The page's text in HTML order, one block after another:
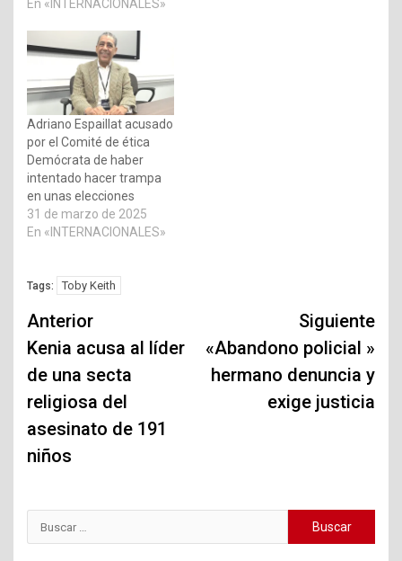
En «INTERNACIONALES»
Adriano Espaillat acusado
por el Comité de ética
Demócrata de haber
intentado hacer trampa
en unas elecciones
31 de marzo de 2025
En «INTERNACIONALES»
Tags: Toby Keith
Navegación
de
entradas
Anterior
Kenia acusa al líder
de una secta
religiosa del
asesinato de 191
niños
Siguiente
«Abandono policial »
hermano denuncia y
exige justicia
Buscar: